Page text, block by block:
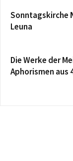
Sonntagskirche
Leuna
Die Werke der
Aphorismen aus